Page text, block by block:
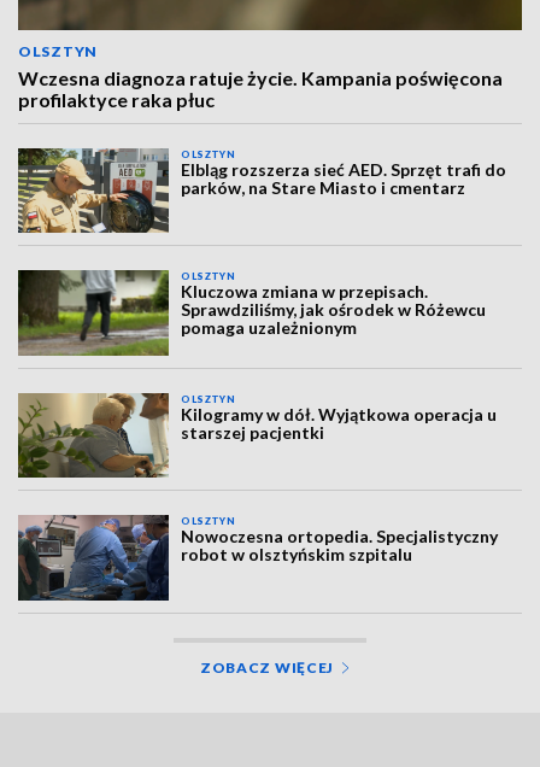
OLSZTYN
Wczesna diagnoza ratuje życie. Kampania poświęcona
profilaktyce raka płuc
OLSZTYN
Elbląg rozszerza sieć AED. Sprzęt trafi do
parków, na Stare Miasto i cmentarz
OLSZTYN
Kluczowa zmiana w przepisach.
Sprawdziliśmy, jak ośrodek w Różewcu
pomaga uzależnionym
OLSZTYN
Kilogramy w dół. Wyjątkowa operacja u
starszej pacjentki
OLSZTYN
Nowoczesna ortopedia. Specjalistyczny
robot w olsztyńskim szpitalu
ZOBACZ WIĘCEJ